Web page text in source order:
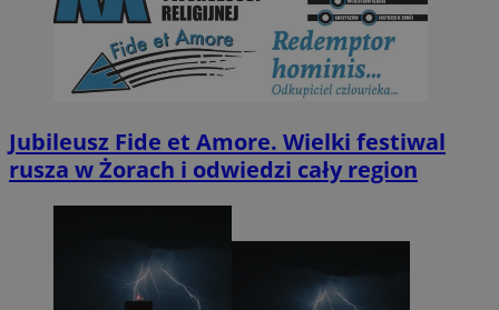
Jubileusz Fide et Amore. Wielki festiwal
rusza w Żorach i odwiedzi cały region